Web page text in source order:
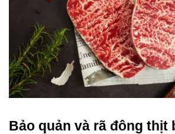
Bảo quản và rã đông thịt